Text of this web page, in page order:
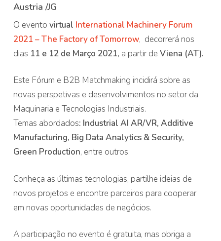
Austria /JG
O evento virtual International Machinery Forum
2021 – The Factory of Tomorrow, decorrerá nos
dias 11 e 12 de Março 2021, a partir de Viena (AT).
Este Fórum e B2B Matchmaking incidirá sobre as
novas perspetivas e desenvolvimentos no setor da
Maquinaria e Tecnologias Industriais.
Temas abordados: Industrial AI AR/VR, Additive
Manufacturing, Big Data Analytics & Security,
Green Production, entre outros.
Conheça as últimas tecnologias, partilhe ideias de
novos projetos e encontre parceiros para cooperar
em novas oportunidades de negócios.
A participação no evento é gratuita, mas obriga a